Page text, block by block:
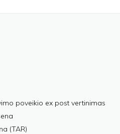
poveikio ex post vertinimas
(TAR)